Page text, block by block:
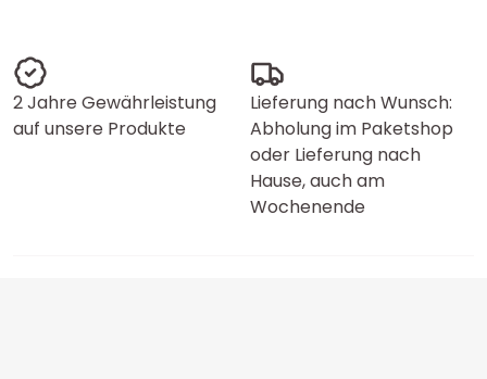
2 Jahre Gewährleistung
auf unsere Produkte
Lieferung nach Wunsch:
Abholung im Paketshop
oder Lieferung nach
Hause, auch am
Wochenende